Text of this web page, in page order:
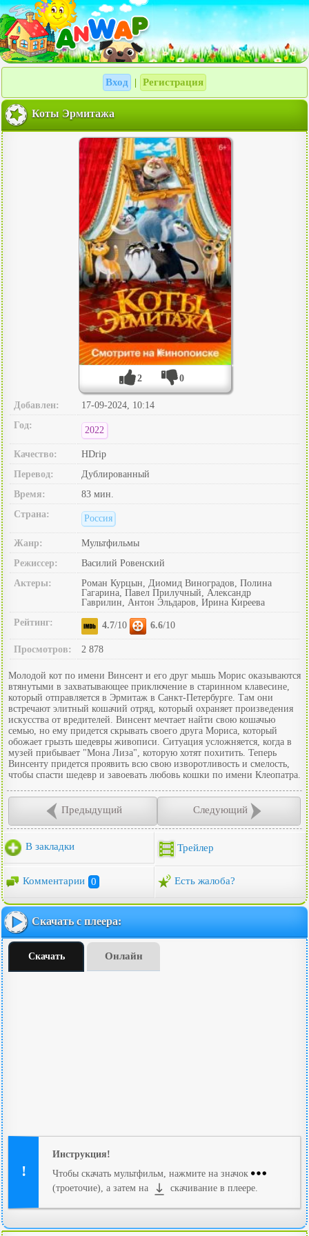
Вход Регистрация
Коты Эрмитажа
2 0
Добавлен:
17-09-2024, 10:14
Год:
2022
Качество:
HDrip
Перевод:
Дублированный
Время:
83 мин.
Страна:
Россия
Жанр:
Мультфильмы
Режиссер:
Василий Ровенский
Актеры:
Роман Курцын, Диомид Виноградов, Полина
Гагарина, Павел Прилучный, Александр
Гаврилин, Антон Эльдаров, Ирина Киреева
Рейтинг:
4.7/10 6.6/10
Просмотров: 2 878
Молодой кот по имени Винсент и его друг мышь Морис оказываются
втянутыми в захватывающее приключение в старинном клавесине,
который отправляется в Эрмитаж в Санкт-Петербурге. Там они
встречают элитный кошачий отряд, который охраняет произведения
искусства от вредителей. Винсент мечтает найти свою кошачью
семью, но ему придется скрывать своего друга Мориса, который
обожает грызть шедевры живописи. Ситуация усложняется, когда в
музей прибывает "Мона Лиза", которую хотят похитить. Теперь
Винсенту придется проявить всю свою изворотливость и смелость,
чтобы спасти шедевр и завоевать любовь кошки по имени Клеопатра.
Предыдущий Следующий
В закладки Трейлер
Комментарии 0 Есть жалоба?
Скачать с плеера:
Скачать Онлайн
Инструкция!
Чтобы скачать мультфильм, нажмите на значок
(троеточие), а затем на
скачивание в плеере.